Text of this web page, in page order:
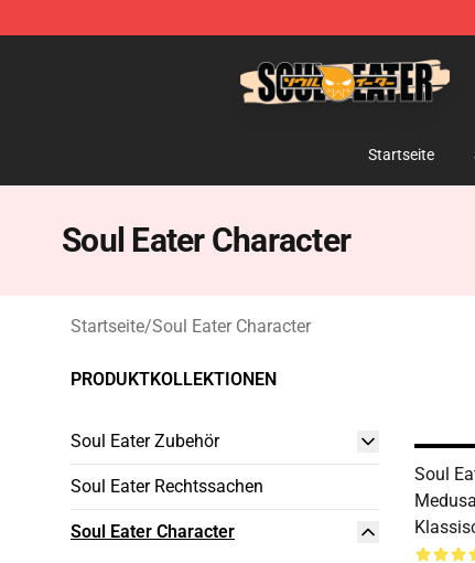
Startseite
Soul Eater Character
Startseite/Soul Eater Character
PRODUKTKOLLEKTIONEN
Soul Eater Zubehör
Soul Eater Rechtssachen
Soul Eater Character
Soul